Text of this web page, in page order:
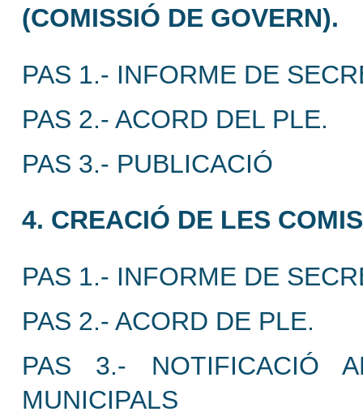
(COMISSIÓ DE GOVERN).
PAS 1.- INFORME DE
PAS 2.- ACORD DEL PLE.
PAS 3.- PUBLICACIÓ
4. CREACIÓ DE LES
PAS 1.- INFORME DE
PAS 2.- ACORD DE PLE.
PAS 3.- NOTIFICACIÓ
MUNICIPALS